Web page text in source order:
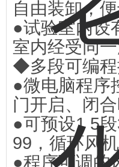
自由装卸，
●试验室内设
室内经受同
◆多段可编
●微电脑程序
门开启、闭
●可预设1 5
99，循环风
●程序可调的